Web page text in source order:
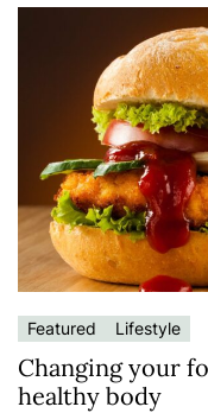
Featured Lifestyle
Changing your
healthy body